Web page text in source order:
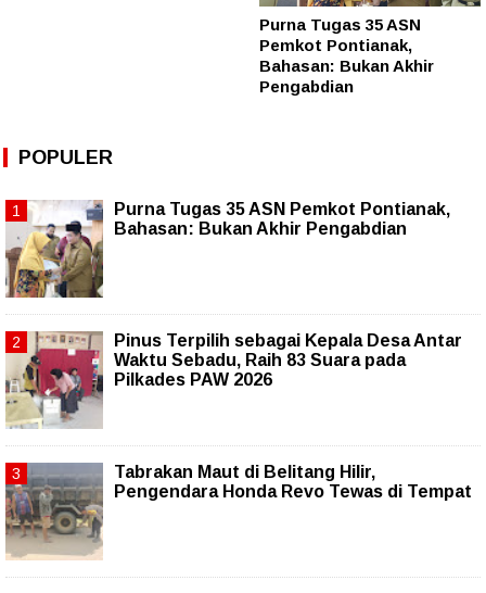
Purna Tugas 35 ASN
Pemkot Pontianak,
Bahasan: Bukan Akhir
Pengabdian
POPULER
Purna Tugas 35 ASN Pemkot Pontianak,
Bahasan: Bukan Akhir Pengabdian
Pinus Terpilih sebagai Kepala Desa Antar
Waktu Sebadu, Raih 83 Suara pada
Pilkades PAW 2026
Tabrakan Maut di Belitang Hilir,
Pengendara Honda Revo Tewas di Tempat